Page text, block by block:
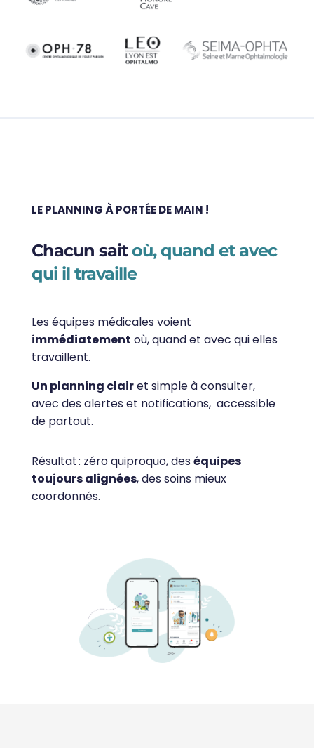
LE PLANNING À PORTÉE DE MAIN !
Chacun saitoù, quand et avec
qui il travaille
Les équipes médicales voient
immédiatement où, quand et avec qui elles
travaillent.
Un planning clairet simple à consulter,
avec des alertes et notifications, accessible
de partout.
Résultat : zéro quiproquo, des équipes
toujours alignées, des soins mieux
coordonnés.